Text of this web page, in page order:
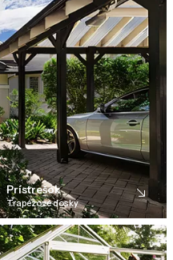
Prístrešok
Trapézové dosky